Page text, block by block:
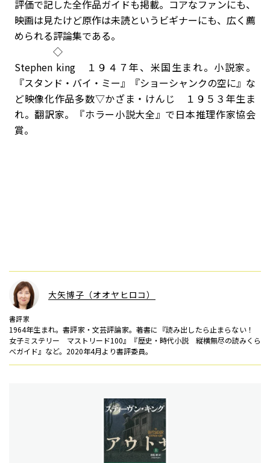
評価で記した全作品ガイドも掲載。コアなファンにも、
映画は見たけど原作は未読というビギナーにも、広く薦
められる評論集である。
◇
Stephen king １９４７年、米国生まれ。小説家。
『スタンド・バイ・ミー』『ショーシャンクの空に』な
ど映像化作品多数▽かざま・けんじ １９５３年生ま
れ。翻訳家。『ホラー小説大全』で日本推理作家協会
賞。
大矢博子（オオヤヒロコ）
書評家
1964年生まれ。書評家・文芸評論家。著書に『読み出したら止まらない！
女子ミステリー マストリード100』『歴史・時代小説 縦横無尽の読みくら
べガイド』など。2020年4月より書評委員。